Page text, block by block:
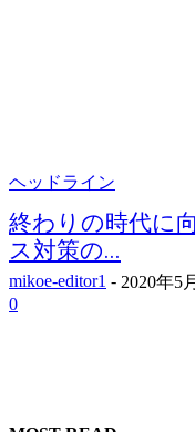
ヘッドライン
終わりの時代に
ス対策の...
mikoe-editor1 - 2020年5
0